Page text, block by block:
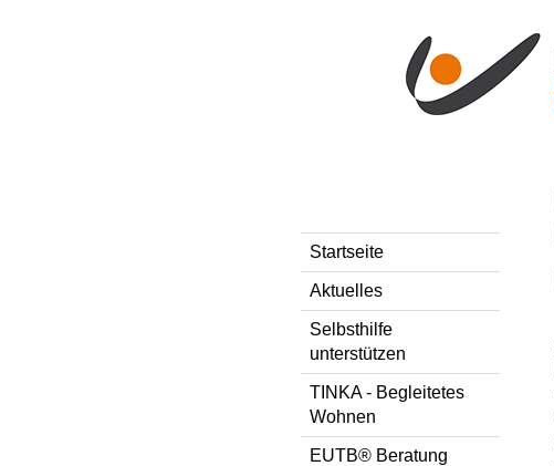
Startseite
Aktuelles
Selbsthilfe
unterstützen
TINKA - Begleitetes
Wohnen
EUTB® Beratung